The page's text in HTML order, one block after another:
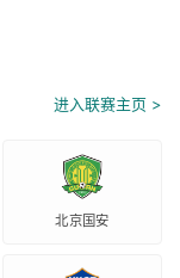
进入联赛主页 >
北京国安